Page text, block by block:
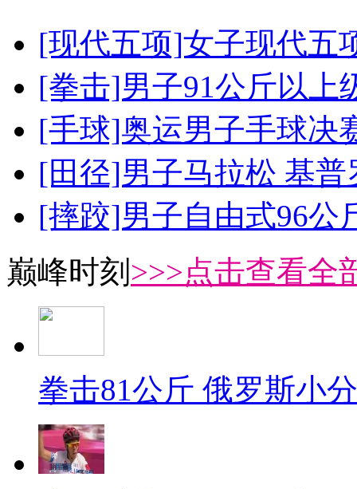
[现代五项]女子现代五
[拳击]男子91公斤以上
[手球]奥运男子手球决
[田径]男子马拉松 基
[摔跤]男子自由式96公
巅峰时刻 >>>点击查看全
拳击81公斤 俄罗斯小